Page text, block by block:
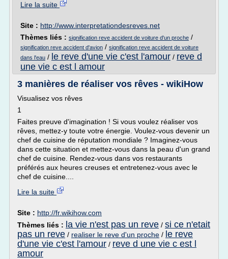
Lire la suite
Site : http://www.interpretationdesreves.net
Thèmes liés : signification reve accident de voiture d'un proche /
signification reve accident d'avion / signification reve accident de voiture
dans l'eau / le reve d'une vie c'est l'amour / reve d
une vie c est l amour
3 manières de réaliser vos rêves - wikiHow
Visualisez vos rêves
1
Faites preuve d'imagination ! Si vous voulez réaliser vos
rêves, mettez-y toute votre énergie. Voulez-vous devenir un
chef de cuisine de réputation mondiale ? Imaginez-vous
dans cette situation et mettez-vous dans la peau d'un grand
chef de cuisine. Rendez-vous dans vos restaurants
préférés aux heures creuses et entretenez-vous avec le
chef de cuisine....
Lire la suite
Site : http://fr.wikihow.com
Thèmes liés : la vie n'est pas un reve / si ce n'etait
pas un reve / realiser le reve d'un proche / le reve
d'une vie c'est l'amour / reve d une vie c est l
amour